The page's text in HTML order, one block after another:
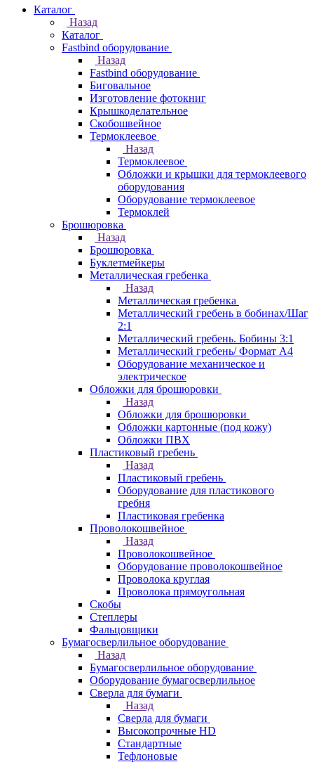
Каталог
Назад
Каталог
Fastbind оборудование
Назад
Fastbind оборудование
Биговальное
Изготовление фотокниг
Крышкоделательное
Скобошвейное
Термоклеевое
Назад
Термоклеевое
Обложки и крышки для термоклеевого
оборудования
Оборудование термоклеевое
Термоклей
Брошюровка
Назад
Брошюровка
Буклетмейкеры
Металлическая гребенка
Назад
Металлическая гребенка
Металлический гребень в бобинах/Шаг
2:1
Металлический гребень. Бобины 3:1
Металлический гребень/ Формат А4
Оборудование механическое и
электрическое
Обложки для брошюровки
Назад
Обложки для брошюровки
Обложки картонные (под кожу)
Обложки ПВХ
Пластиковый гребень
Назад
Пластиковый гребень
Оборудование для пластикового
гребня
Пластиковая гребенка
Проволокошвейное
Назад
Проволокошвейное
Оборудование проволокошвейное
Проволока круглая
Проволока прямоугольная
Скобы
Степлеры
Фальцовщики
Бумагосверлильное оборудование
Назад
Бумагосверлильное оборудование
Оборудование бумагосверлильное
Сверла для бумаги
Назад
Сверла для бумаги
Высокопрочные HD
Стандартные
Тефлоновые